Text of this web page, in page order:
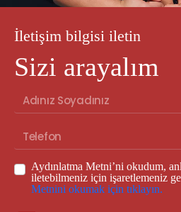
İletişim bilgisi iletin
Sizi arayalım
Aydınlatma Metni’ni okudum,
iletebilmeniz için işaretlemeniz
Metnini okumak için tıklayın.